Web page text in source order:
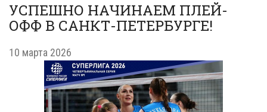
УСПЕШНО НАЧИНАЕМ ПЛЕЙ-
ОФФ В САНКТ-ПЕТЕРБУРГЕ!
10 марта 2026